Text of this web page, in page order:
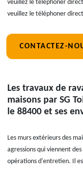
veuillez le téléphoner
veuillez le téléphoner
CONTACTEZ-
Les travaux de
maisons par SG
le 88400 et ses
Les murs extérieurs des
agressions qui viennent
opérations d'entretien. Il